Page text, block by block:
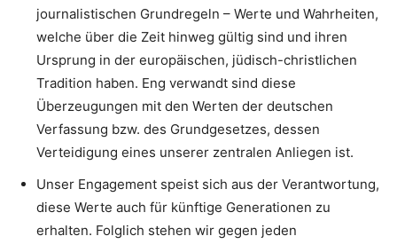
journalistischen Grundregeln – Werte und Wahrheiten,
welche über die Zeit hinweg gültig sind und ihren
Ursprung in der europäischen, jüdisch-christlichen
Tradition haben. Eng verwandt sind diese
Überzeugungen mit den Werten der deutschen
Verfassung bzw. des Grundgesetzes, dessen
Verteidigung eines unserer zentralen Anliegen ist.
Unser Engagement speist sich aus der Verantwortung,
diese Werte auch für künftige Generationen zu
erhalten. Folglich stehen wir gegen jeden